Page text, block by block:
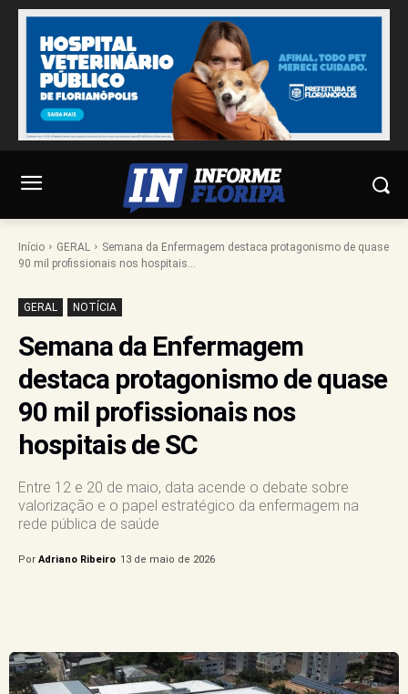
Início GERAL
Semana da Enfermagem destaca protagonismo de quase
90 mil profissionais nos hospitais...
GERAL NOTÍCIA
Semana da Enfermagem
destaca protagonismo de quase
90 mil profissionais nos
hospitais de SC
Entre 12 e 20 de maio, data acende o debate sobre
valorização e o papel estratégico da enfermagem na
rede pública de saúde
Por Adriano Ribeiro 13 de maio de 2026